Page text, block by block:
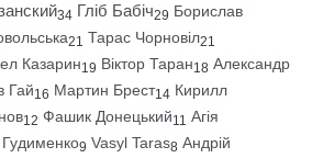
34 Гліб Бабіч29 Борислав
21 Тарас Чорновіл21
Казарин19 Віктор Таран18 Александр
Гай16 Мартин Брест14 Кирилл
12 Фашик Донецький11 Агія
9 Vasyl Taras8 Андрій